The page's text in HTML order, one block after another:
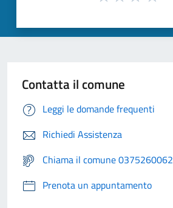
Contatta il comune
Leggi le domande frequenti
Richiedi Assistenza
Chiama il comune 0375260062
Prenota un appuntamento